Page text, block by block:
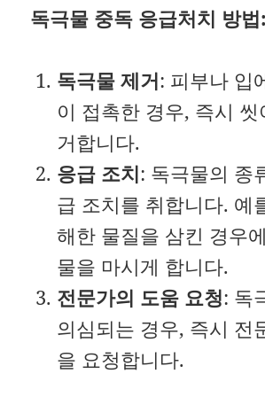
독극물 중독 응급처치 방법:
독극물 제거: 피부나 입
이 접촉한 경우, 즉시 씻
거합니다.
응급 조치: 독극물의 종
급 조치를 취합니다. 예
해한 물질을 삼킨 경우
물을 마시게 합니다.
전문가의 도움 요청: 독
의심되는 경우, 즉시 전
을 요청합니다.